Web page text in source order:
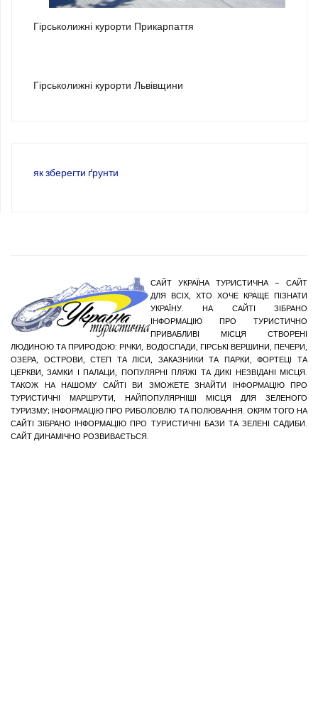
Гірськолижні курорти Прикарпаття
Гірськолижні курорти Львівщини
як зберегти ґрунти
САЙТ УКРАЇНА ТУРИСТИЧНА – САЙТ
ДЛЯ ВСІХ, ХТО ХОЧЕ КРАЩЕ ПІЗНАТИ
УКРАЇНУ. НА САЙТІ ЗІБРАНО
ІНФОРМАЦІЮ ПРО ТУРИСТИЧНО
ПРИВАБЛИВІ МІСЦЯ СТВОРЕНІ
ЛЮДИНОЮ ТА ПРИРОДОЮ: РІЧКИ, ВОДОСПАДИ, ГІРСЬКІ ВЕРШИНИ, ПЕЧЕРИ,
ОЗЕРА, ОСТРОВИ, СТЕП ТА ЛІСИ, ЗАКАЗНИКИ ТА ПАРКИ, ФОРТЕЦІ ТА
ЦЕРКВИ, ЗАМКИ І ПАЛАЦИ, ПОПУЛЯРНІ ПЛЯЖІ ТА ДИКІ НЕЗВІДАНІ МІСЦЯ.
ТАКОЖ НА НАШОМУ САЙТІ ВИ ЗМОЖЕТЕ ЗНАЙТИ ІНФОРМАЦІЮ ПРО
ТУРИСТИЧНІ МАРШРУТИ, НАЙПОПУЛЯРНІШІ МІСЦЯ ДЛЯ ЗЕЛЕНОГО
ТУРИЗМУ; ІНФОРМАЦІЮ ПРО РИБОЛОВЛЮ ТА ПОЛЮВАННЯ. ОКРІМ ТОГО НА
САЙТІ ЗІБРАНО ІНФОРМАЦІЮ ПРО ТУРИСТИЧНІ БАЗИ ТА ЗЕЛЕНІ САДИБИ.
САЙТ ДИНАМІЧНО РОЗВИВАЄТЬСЯ.